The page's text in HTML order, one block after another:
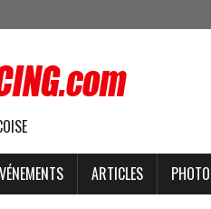
ARTICLES